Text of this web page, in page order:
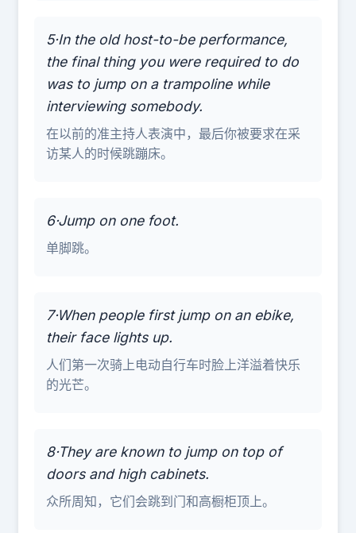
5·In the old host-to-be performance,
the final thing you were required to do
was to jump on a trampoline while
interviewing somebody.
在以前的准主持人表演中，最后你被要求在采
访某人的时候跳蹦床。
6·Jump on one foot.
单脚跳。
7·When people first jump on an ebike,
their face lights up.
人们第一次骑上电动自行车时脸上洋溢着快乐
的光芒。
8·They are known to jump on top of
doors and high cabinets.
众所周知，它们会跳到门和高橱柜顶上。